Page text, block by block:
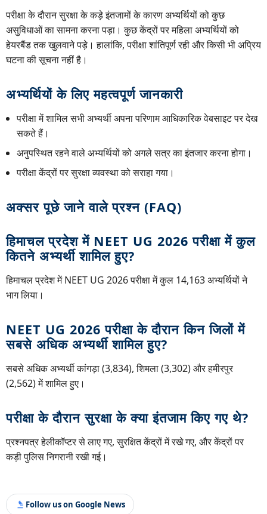
परीक्षा के दौरान सुरक्षा के कड़े इंतजामों के कारण अभ्यर्थियों को कुछ
असुविधाओं का सामना करना पड़ा। कुछ केंद्रों पर महिला अभ्यर्थियों को
हेयरबैंड तक खुलवाने पड़े। हालांकि, परीक्षा शांतिपूर्ण रही और किसी भी अप्रिय
घटना की सूचना नहीं है।
अभ्यर्थियों के लिए महत्वपूर्ण जानकारी
परीक्षा में शामिल सभी अभ्यर्थी अपना परिणाम आधिकारिक वेबसाइट पर देख
सकते हैं।
अनुपस्थित रहने वाले अभ्यर्थियों को अगले सत्र का इंतजार करना होगा।
परीक्षा केंद्रों पर सुरक्षा व्यवस्था को सराहा गया।
अक्सर पूछे जाने वाले प्रश्न (FAQ)
हिमाचल प्रदेश में NEET UG 2026 परीक्षा में कुल
कितने अभ्यर्थी शामिल हुए?
हिमाचल प्रदेश में NEET UG 2026 परीक्षा में कुल 14,163 अभ्यर्थियों ने
भाग लिया।
NEET UG 2026 परीक्षा के दौरान किन जिलों में
सबसे अधिक अभ्यर्थी शामिल हुए?
सबसे अधिक अभ्यर्थी कांगड़ा (3,834), शिमला (3,302) और हमीरपुर
(2,562) में शामिल हुए।
परीक्षा के दौरान सुरक्षा के क्या इंतजाम किए गए थे?
प्रश्नपत्र हेलीकॉप्टर से लाए गए, सुरक्षित केंद्रों में रखे गए, और केंद्रों पर
कड़ी पुलिस निगरानी रखी गई।
Follow us on Google News